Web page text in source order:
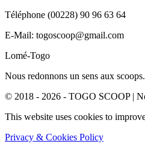
Téléphone (00228) 90 96 63 64
E-Mail: togoscoop@gmail.com
Lomé-Togo
Nous redonnons un sens aux scoops.
© 2018 - 2026 - TOGO SCOOP |
This website uses cookies to
Privacy & Cookies Policy